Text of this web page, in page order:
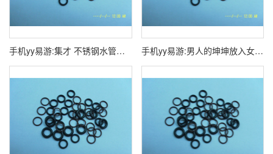
手机yy易游:集才 不锈钢水管的安装与维护 手机yy易游:男人的坤坤放入女性的坤坤图片大全